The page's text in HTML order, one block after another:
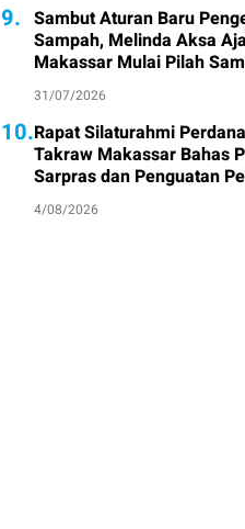
9. Sambut Aturan Baru
Sampah, Melinda Aksa
Makassar Mulai Pilah
Sumbernya
31/07/2026
10.Rapat Silaturahmi
Takraw Makassar Bahas
Sarpras dan Penguatan
Atlet
4/08/2026